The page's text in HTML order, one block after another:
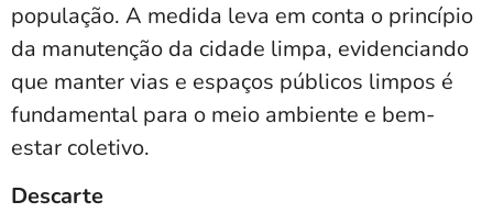
população. A medida leva em conta o princípio
da manutenção da cidade limpa, evidenciando
que manter vias e espaços públicos limpos é
fundamental para o meio ambiente e bem-
estar coletivo.
Descarte